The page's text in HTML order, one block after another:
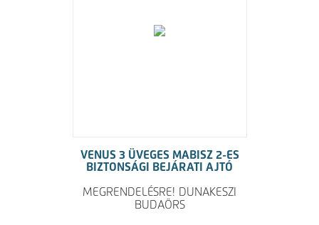
VENUS 3 ÜVEGES MABISZ 2-ES
BIZTONSÁGI BEJÁRATI AJTÓ
MEGRENDELÉSRE! DUNAKESZI
BUDAÖRS